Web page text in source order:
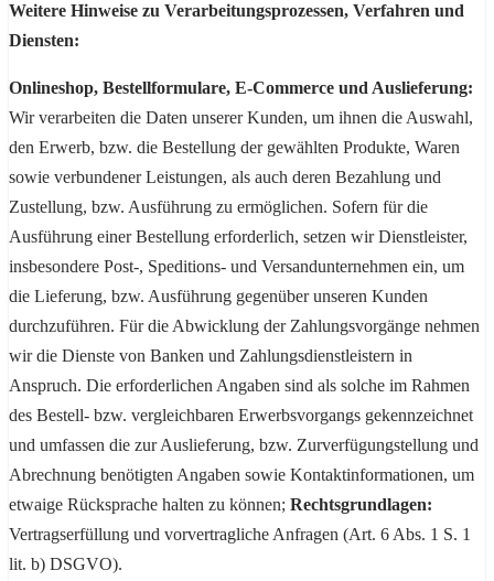
Weitere Hinweise zu Verarbeitungsprozessen, Verfahren und
Diensten:
Onlineshop, Bestellformulare, E-Commerce und Auslieferung:
Wir verarbeiten die Daten unserer Kunden, um ihnen die Auswahl,
den Erwerb, bzw. die Bestellung der gewählten Produkte, Waren
sowie verbundener Leistungen, als auch deren Bezahlung und
Zustellung, bzw. Ausführung zu ermöglichen. Sofern für die
Ausführung einer Bestellung erforderlich, setzen wir Dienstleister,
insbesondere Post-, Speditions- und Versandunternehmen ein, um
die Lieferung, bzw. Ausführung gegenüber unseren Kunden
durchzuführen. Für die Abwicklung der Zahlungsvorgänge nehmen
wir die Dienste von Banken und Zahlungsdienstleistern in
Anspruch. Die erforderlichen Angaben sind als solche im Rahmen
des Bestell- bzw. vergleichbaren Erwerbsvorgangs gekennzeichnet
und umfassen die zur Auslieferung, bzw. Zurverfügungstellung und
Abrechnung benötigten Angaben sowie Kontaktinformationen, um
etwaige Rücksprache halten zu können; Rechtsgrundlagen:
Vertragserfüllung und vorvertragliche Anfragen (Art. 6 Abs. 1 S. 1
lit. b) DSGVO).